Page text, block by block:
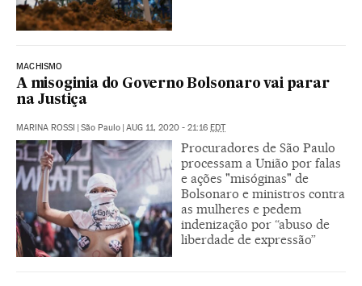
MACHISMO
A misoginia do Governo Bolsonaro vai parar
na Justiça
MARINA ROSSI São Paulo AUG 11, 2020 - 21:16 EDT
Procuradores de São Paulo
processam a União por falas
e ações "misóginas" de
Bolsonaro e ministros contra
as mulheres e pedem
indenização por “abuso de
liberdade de expressão”